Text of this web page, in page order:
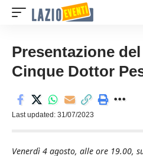
Presentazione
Cinque Dottor
Last updated: 31/07/2023
Venerdì 4 agosto, alle ore 19.00,